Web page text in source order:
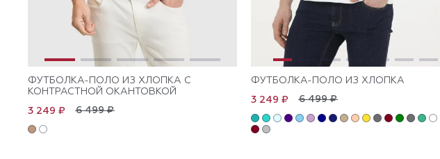
ФУТБОЛКА-ПОЛО ИЗ ХЛОПКА С
КОНТРАСТНОЙ ОКАНТОВКОЙ
6 499 ₽
3 249 ₽
ФУТБОЛКА-ПОЛО ИЗ ХЛОПКА
6 499 ₽
3 249 ₽